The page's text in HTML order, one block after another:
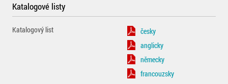
Katalogové listy
Katalogový list
česky
anglicky
německy
francouzsky